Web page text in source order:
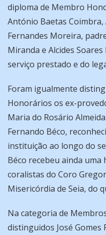
diploma de Membro
António Baetas
Fernandes Moreira,
Miranda e Alcides
serviço prestado e do
Foram igualmente
Honorários os ex-
Maria do Rosário
Fernando Béco,
instituição ao longo do
Béco recebeu ainda uma
coralistas do Coro
Misericórdia de Seia, do
Na categoria de
distinguidos José